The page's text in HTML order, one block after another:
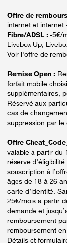
Offre de
internet et internet
Fibre/ADSL : -5€/
Livebox Up,
Voir l'offre de
Remise Open :
forfait mobile
supplémentaires,
Réservé aux
cas de
suppression par le
Offre
valable à partir du
réserve
souscription à
âgés de 18 à 26
carte d’identité.
25€/mois à partir
demande et
remboursement
remboursement
Détails et